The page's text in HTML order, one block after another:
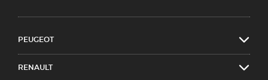
PEUGEOT
RENAULT